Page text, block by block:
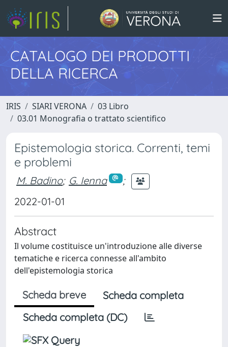
CATALOGO DEI PRODOTTI
DELLA RICERCA
IRIS SIARI VERONA
03 Libro
03.01 Monografia o trattato scientifico
Epistemologia storica. Correnti, temi
e problemi
M. Badino; G. Ienna
;
2022-01-01
Abstract
Il volume costituisce un'introduzione alle diverse
tematiche e ricerca connesse all'ambito
dell'epistemologia storica
Scheda breve
Scheda completa
Scheda completa (DC)